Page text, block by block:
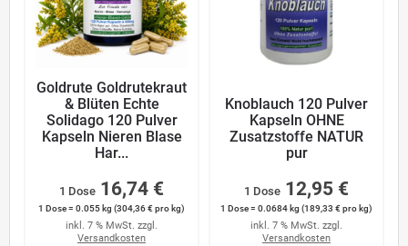
Goldrute Goldrutekraut
& Blüten Echte
Solidago 120 Pulver
Kapseln Nieren Blase
Har...
1 Dose 16,74 €
1 Dose = 0.055 kg (304,36 € pro kg)
inkl. 7 % MwSt. zzgl.
Versandkosten
Knoblauch 120 Pulver
Kapseln OHNE
Zusatzstoffe NATUR
pur
1 Dose 12,95 €
1 Dose = 0.0684 kg (189,33 € pro kg)
inkl. 7 % MwSt. zzgl.
Versandkosten